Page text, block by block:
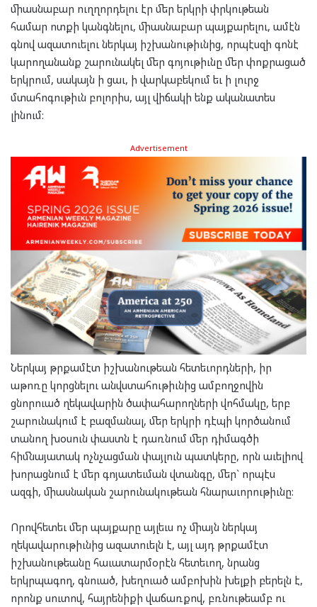
միասնաբար ուղղորդելու էր մեր երկրի փրկութեան
համար ոտքի կանգնելու, միասնաբար պայքարելու, ամէն
գնով ազատուելու ներկայ իշխանութիւնից, որպէսզի գոնէ
կարողանանք շարունակել մեր գոյութիւնը մեր փոքրացած
երկրում, սակայն ի ցաւ, ի վարկաբեկում եւ ի լուրջ
մտահոգութիւն բոլորիս, այլ վիճակի ենք ականատես
լինում:
Advertisement
Ներկայ թրքամէտ իշխանութեան հետեւորդների, իր
աթոռը կորցնելու անվստահութիւնից ամբողջովին
ցնորուած ղեկավարին ծափահարողների վոհմակը, երբ
շարունակում է բազմանալ, մեր երկրի դէպի կործանում
տանող խօսուն փաստն է դառնում մեր դիմագծի
հիմնայատակ ոչնչացման փայլուն պատկերը, որն աւելիով
խորացնում է մեր գոյատեւման վտանգը, մեր` որպէս
ազգի, միասնական շարունակութեան հնարաւորութիւնը:
Որովհետեւ մեր պայքարը այլեւս ոչ միայն ներկայ
ղեկավարութիւնից ազատուելն է, այլ այդ թրքամէտ
իշխանութեանը հաւատարմօրէն հետեւող, նրանց
երկրպագող, գնուած, խեղուած ամբոխին խելքի բերելն է,
որոնք սուտով, հայրենիքի վաճառքով, բռնութեամբ ու